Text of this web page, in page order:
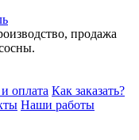
продажа
оплата Как заказать?
Наши работы